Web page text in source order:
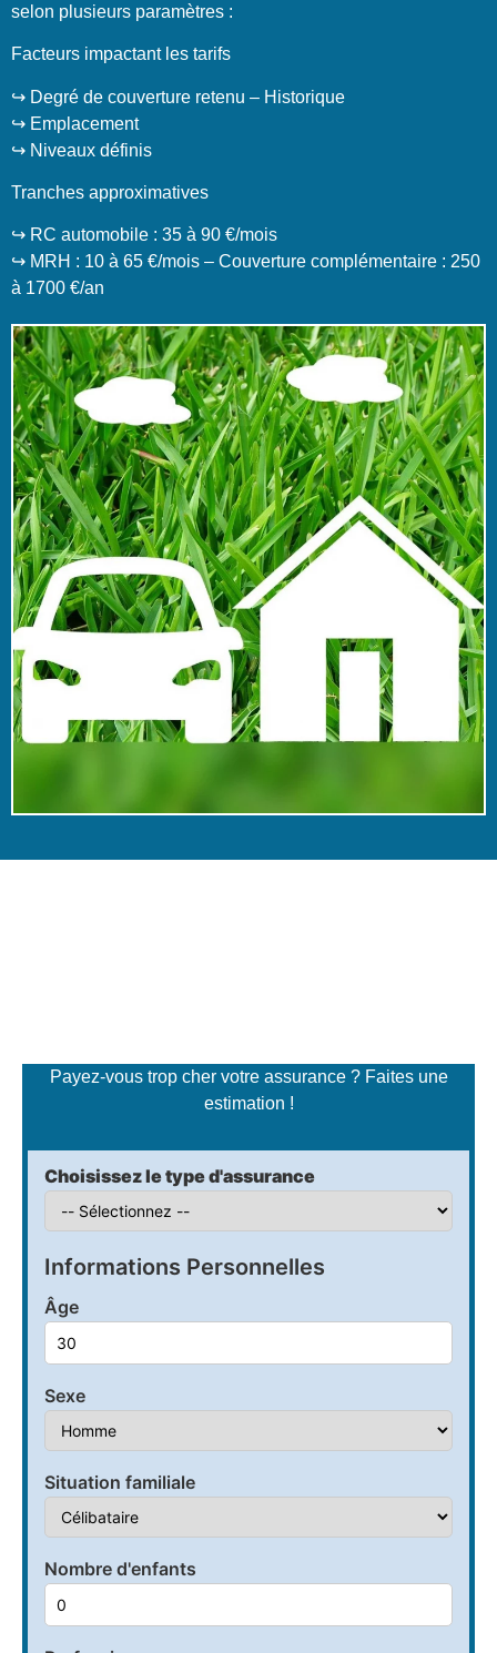
selon plusieurs paramètres :
Facteurs impactant les tarifs
↪️ Degré de couverture retenu – Historique
↪️ Emplacement
↪️ Niveaux définis
Tranches approximatives
↪️ RC automobile : 35 à 90 €/mois
↪️ MRH : 10 à 65 €/mois – Couverture complémentaire : 250
à 1700 €/an
Payez-vous trop cher votre assurance ? Faites une
estimation !
Choisissez le type d'assurance
Informations Personnelles
Âge
Sexe
Situation familiale
Nombre d'enfants